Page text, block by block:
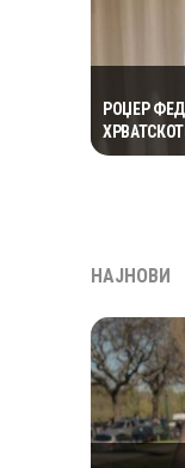
РОЏЕР
СЕКОГАШ
НАЈНОВИ